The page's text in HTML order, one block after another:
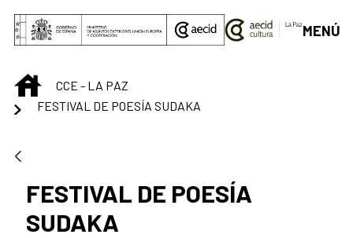
Saltar al contenido principal
MENÚ
INICIOCCE - LA PAZ
FESTIVAL DE POESÍA SUDAKA
FESTIVAL DE POESÍA
SUDAKA